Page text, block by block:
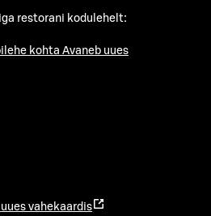
restorani kodulehelt:
kohta Avaneb uues
vahekaardis